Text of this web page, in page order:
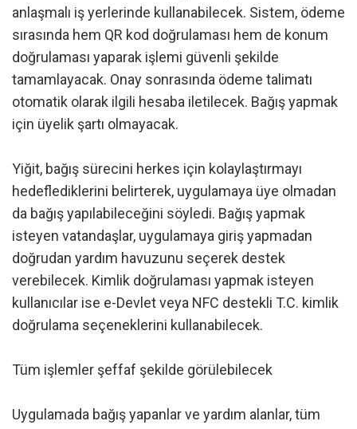
anlaşmalı iş yerlerinde kullanabilecek. Sistem, ödeme
sırasında hem QR kod doğrulaması hem de konum
doğrulaması yaparak işlemi güvenli şekilde
tamamlayacak. Onay sonrasında ödeme talimatı
otomatik olarak ilgili hesaba iletilecek. Bağış yapmak
için üyelik şartı olmayacak.
Yiğit, bağış sürecini herkes için kolaylaştırmayı
hedeflediklerini belirterek, uygulamaya üye olmadan
da bağış yapılabileceğini söyledi. Bağış yapmak
isteyen vatandaşlar, uygulamaya giriş yapmadan
doğrudan yardım havuzunu seçerek destek
verebilecek. Kimlik doğrulaması yapmak isteyen
kullanıcılar ise e-Devlet veya NFC destekli T.C. kimlik
doğrulama seçeneklerini kullanabilecek.
Tüm işlemler şeffaf şekilde görülebilecek
Uygulamada bağış yapanlar ve yardım alanlar, tüm